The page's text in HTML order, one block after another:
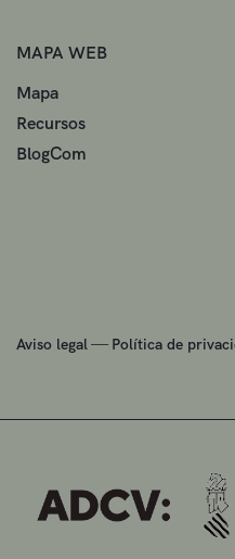
MAPA WEB
Mapa
Recursos
BlogCom
Aviso legal — Política de